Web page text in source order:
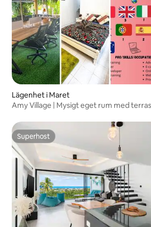
Lägenhet i Maret
Amy Village | Mysigt eget rum med
Superhost
Superhost